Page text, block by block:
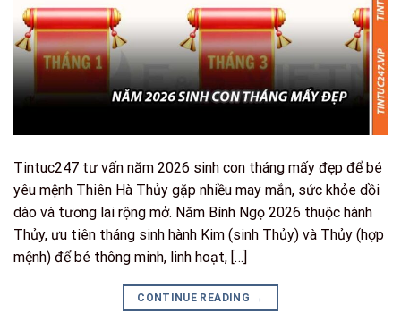
Tintuc247 tư vấn năm 2026 sinh con tháng mấy đẹp để bé
yêu mệnh Thiên Hà Thủy gặp nhiều may mắn, sức khỏe dồi
dào và tương lai rộng mở. Năm Bính Ngọ 2026 thuộc hành
Thủy, ưu tiên tháng sinh hành Kim (sinh Thủy) và Thủy (hợp
mệnh) để bé thông minh, linh hoạt, […]
CONTINUE READING →